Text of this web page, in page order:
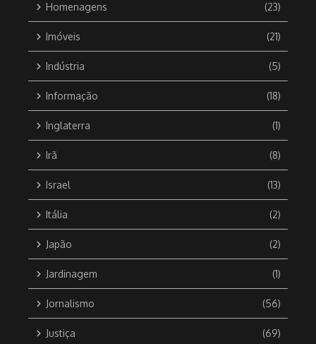
Homenagens (23)
Imóveis (21)
Indústria (5)
Informação (18)
Inglaterra (1)
Irã (8)
Israel (13)
Itália (2)
Japão (2)
Jardinagem (1)
Jornalismo (56)
Justiça (69)